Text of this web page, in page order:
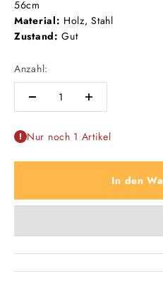
56cm
Material: Holz, Stahl
Zustand:Gut
Anzahl:
Nur noch 1 Artikel
In den